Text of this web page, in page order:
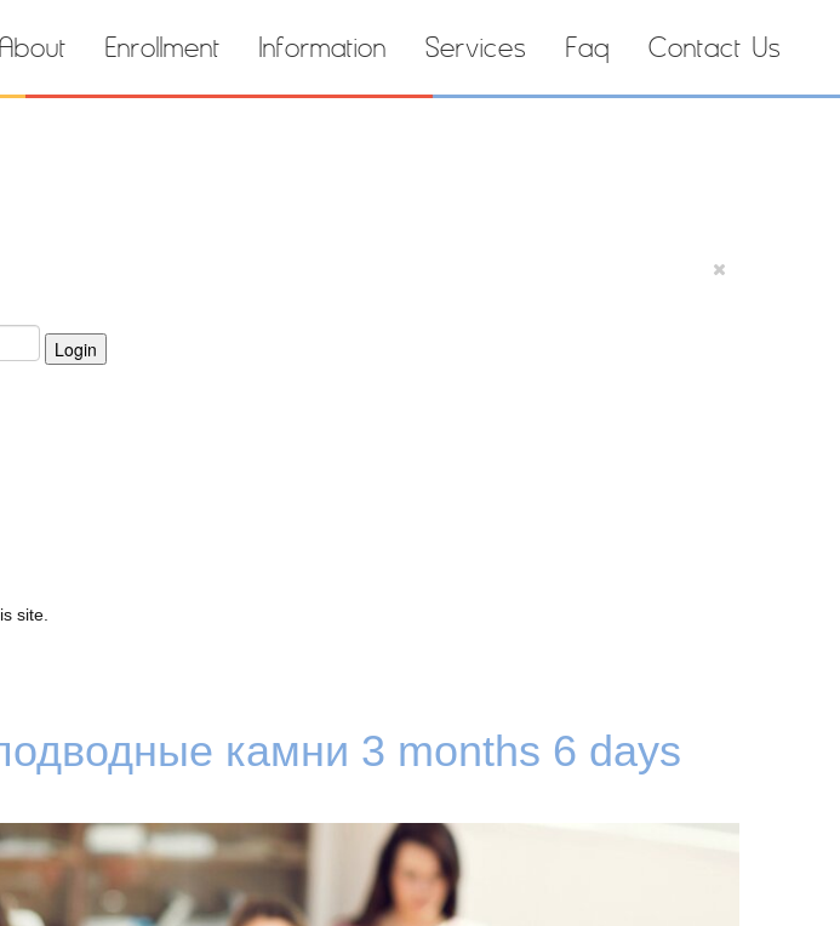
About Enrollment Information Services Faq Contact Us
site.
камни 3 months 6 days